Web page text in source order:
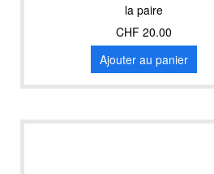
la paire
CHF 20.00
Ajouter au panier